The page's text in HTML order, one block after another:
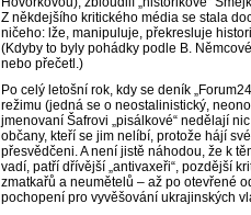
Z někdejšího kritického média se stala
ničeho: lže, manipuluje, překresluje
(Kdyby to byly pohádky podle B.
nebo přečetl.)
Po celý letošní rok, kdy se deník
režimu (jedná se o neostalinistický,
jmenovaní Šafrovi „pisálkové“ nedělají
občany, kteří se jim nelíbí, protože hájí
přesvědčeni. A není jistě náhodou, že k
vadí, patří dřívější „antivaxeři“, pozdější
zmatkařů a neumětelů – až po otevřené
pochopení pro vyvěšování ukrajinských